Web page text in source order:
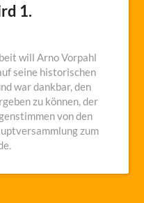
1.
will Arno Vorpahl
seine historischen
war dankbar, den
zu können, der
von den
zum